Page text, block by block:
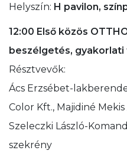
Helyszín: H pavilon,
12:00 Első közös
beszélgetés, gyakorlati
Résztvevők:
Ács Erzsébet-
Color Kft., Majidiné
Szeleczki László-
szekrény